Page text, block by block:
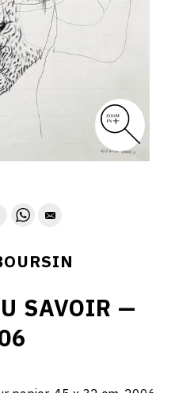
SAVOIR —